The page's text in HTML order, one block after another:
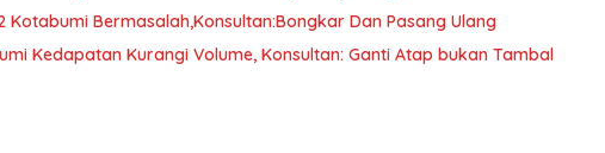
Kotabumi Bermasalah,Konsultan:Bongkar Dan Pasang Ulang
Kedapatan Kurangi Volume, Konsultan: Ganti Atap bukan Tambal